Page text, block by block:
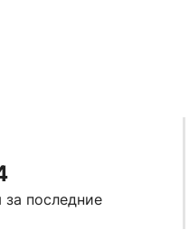
за последние